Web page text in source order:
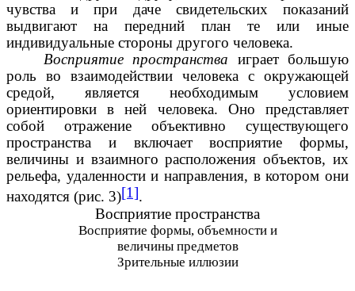
чувства и при даче свидетельских показаний
выдвигают на передний план те или иные
индивидуальные стороны другого человека.
Восприятие пространства играет большую
роль во взаимодействии человека с окружающей
средой, является необходимым условием
ориентировки в ней человека. Оно представляет
собой отражение объективно существующего
пространства и включает восприятие формы,
величины и взаимного расположения объектов, их
рельефа, удаленности и направления, в котором они
находятся (рис. 3)[1].
Восприятие пространства
Восприятие формы, объемности и
величины предметов
Зрительные иллюзии